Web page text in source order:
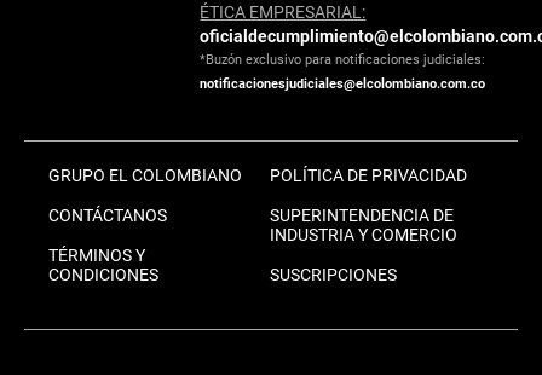
ÉTICA EMPRESARIAL:
*Buzón exclusivo para notificaciones judiciales:
notificacionesjudiciales@elcolombiano.com.co
GRUPO EL COLOMBIANO
CONTÁCTANOS
TÉRMINOS Y
CONDICIONES
POLÍTICA DE PRIVACIDAD
SUPERINTENDENCIA DE
INDUSTRIA Y COMERCIO
SUSCRIPCIONES